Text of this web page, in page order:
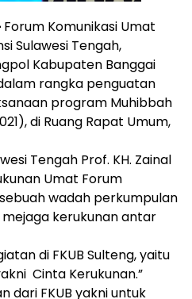
Forum Komunikasi Umat
Sulawesi Tengah,
Kabupaten Banggai
rangka penguatan
program Muhibbah
di Ruang Rapat Umum,
Tengah Prof. KH. Zainal
Umat Forum
wadah perkumpulan
kerukunan antar
di FKUB Sulteng, yaitu
Cinta Kerukunan.”
dari FKUB yakni untuk